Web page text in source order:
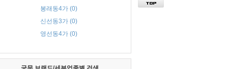
봉래동4가 (0)
신선동3가 (0)
영선동4가 (0)